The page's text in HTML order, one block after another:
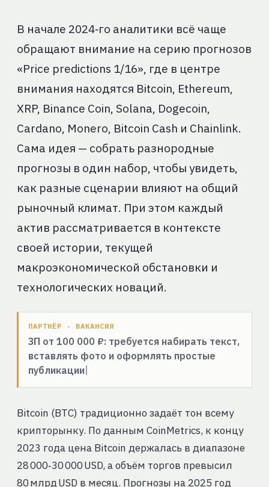
В начале 2024‑го аналитики всё чаще
обращают внимание на серию прогнозов
«Price predictions 1/16», где в центре
внимания находятся Bitcoin, Ethereum,
XRP, Binance Coin, Solana, Dogecoin,
Cardano, Monero, Bitcoin Cash и Chainlink.
Сама идея — собрать разнородные
прогнозы в один набор, чтобы увидеть,
как разные сценарии влияют на общий
рыночный климат. При этом каждый
актив рассматривается в контексте
своей истории, текущей
макроэкономической обстановки и
технологических новаций.
ПАРТНЁР · ВАКАНСИЯ
ЗП от 100 000 ₽: требуется набирать текст,
вставлять фото и оформлять простые
публикации
Bitcoin (BTC) традиционно задаёт тон всему
крипторынку. По данным CoinMetrics, к концу
2023 года цена Bitcoin держалась в диапазоне
28 000‑30 000 USD, а объём торгов превысил
80 млрд USD в месяц. Прогнозы на 2025 год